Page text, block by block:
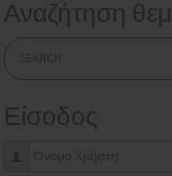
Αναζήτηση
Είσοδος